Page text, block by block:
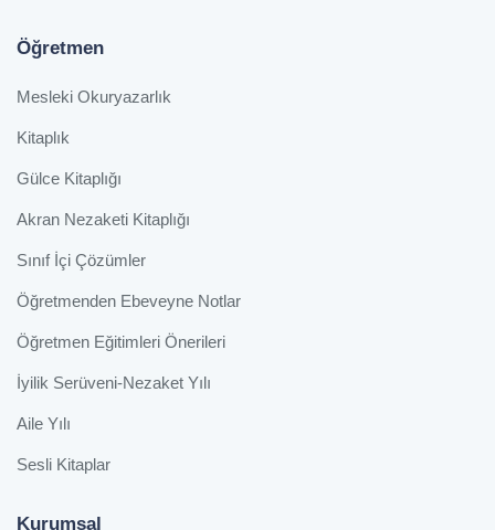
Öğretmen
Mesleki Okuryazarlık
Kitaplık
Gülce Kitaplığı
Akran Nezaketi Kitaplığı
Sınıf İçi Çözümler
Öğretmenden Ebeveyne Notlar
Öğretmen Eğitimleri Önerileri
İyilik Serüveni-Nezaket Yılı
Aile Yılı
Sesli Kitaplar
Kurumsal